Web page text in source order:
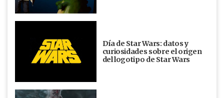
Día de Star Wars: datos y
curiosidades sobre el origen
del logotipo de Star Wars